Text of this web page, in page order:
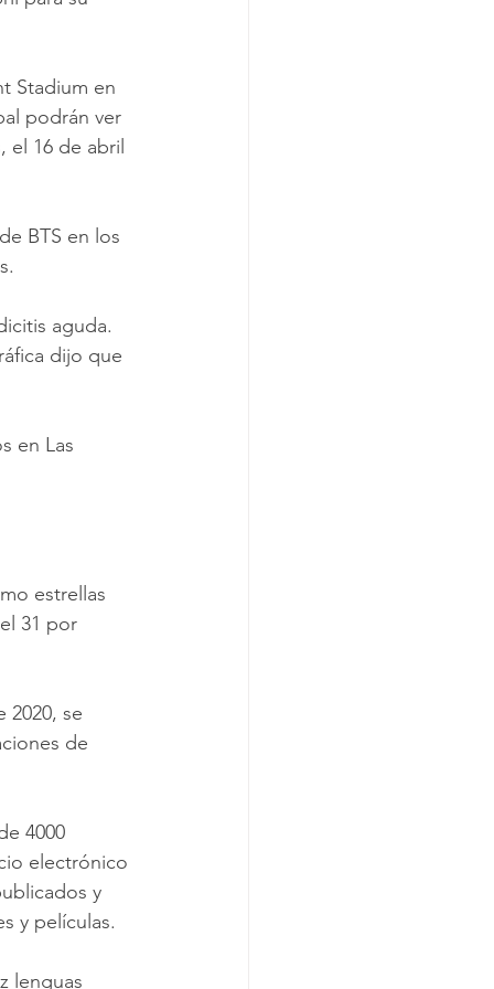
Stadium en
podrán ver
el 16 de abril
BTS en los
aguda.
dijo que
en Las
estrellas
31 por
2020, se
de
4000
electrónico
y
y películas.
lenguas